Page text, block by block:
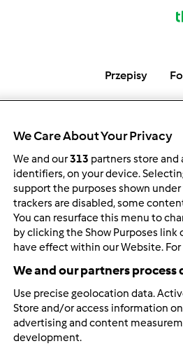
Przepisy
Tytuł Autor
We Care About Your Privacy
We and our313 partners store and
identifiers, on your device.
support the purposes shown
trackers are disabled, some
You can resurface this menu to
by clicking the Show Purposes
have effect within our Website.
We and our partners
Use precise geolocation data.
Store and/or access information
advertising and content
development.